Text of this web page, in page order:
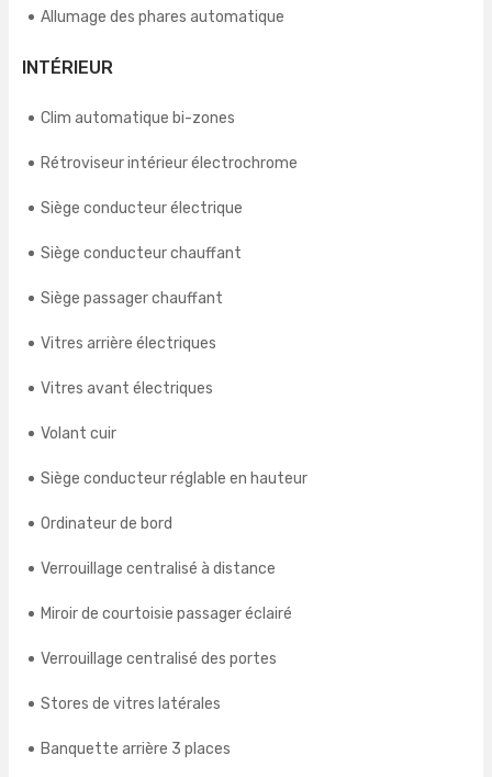
Allumage des phares automatique
INTÉRIEUR
Clim automatique bi-zones
Rétroviseur intérieur électrochrome
Siège conducteur électrique
Siège conducteur chauffant
Siège passager chauffant
Vitres arrière électriques
Vitres avant électriques
Volant cuir
Siège conducteur réglable en hauteur
Ordinateur de bord
Verrouillage centralisé à distance
Miroir de courtoisie passager éclairé
Verrouillage centralisé des portes
Stores de vitres latérales
Banquette arrière 3 places